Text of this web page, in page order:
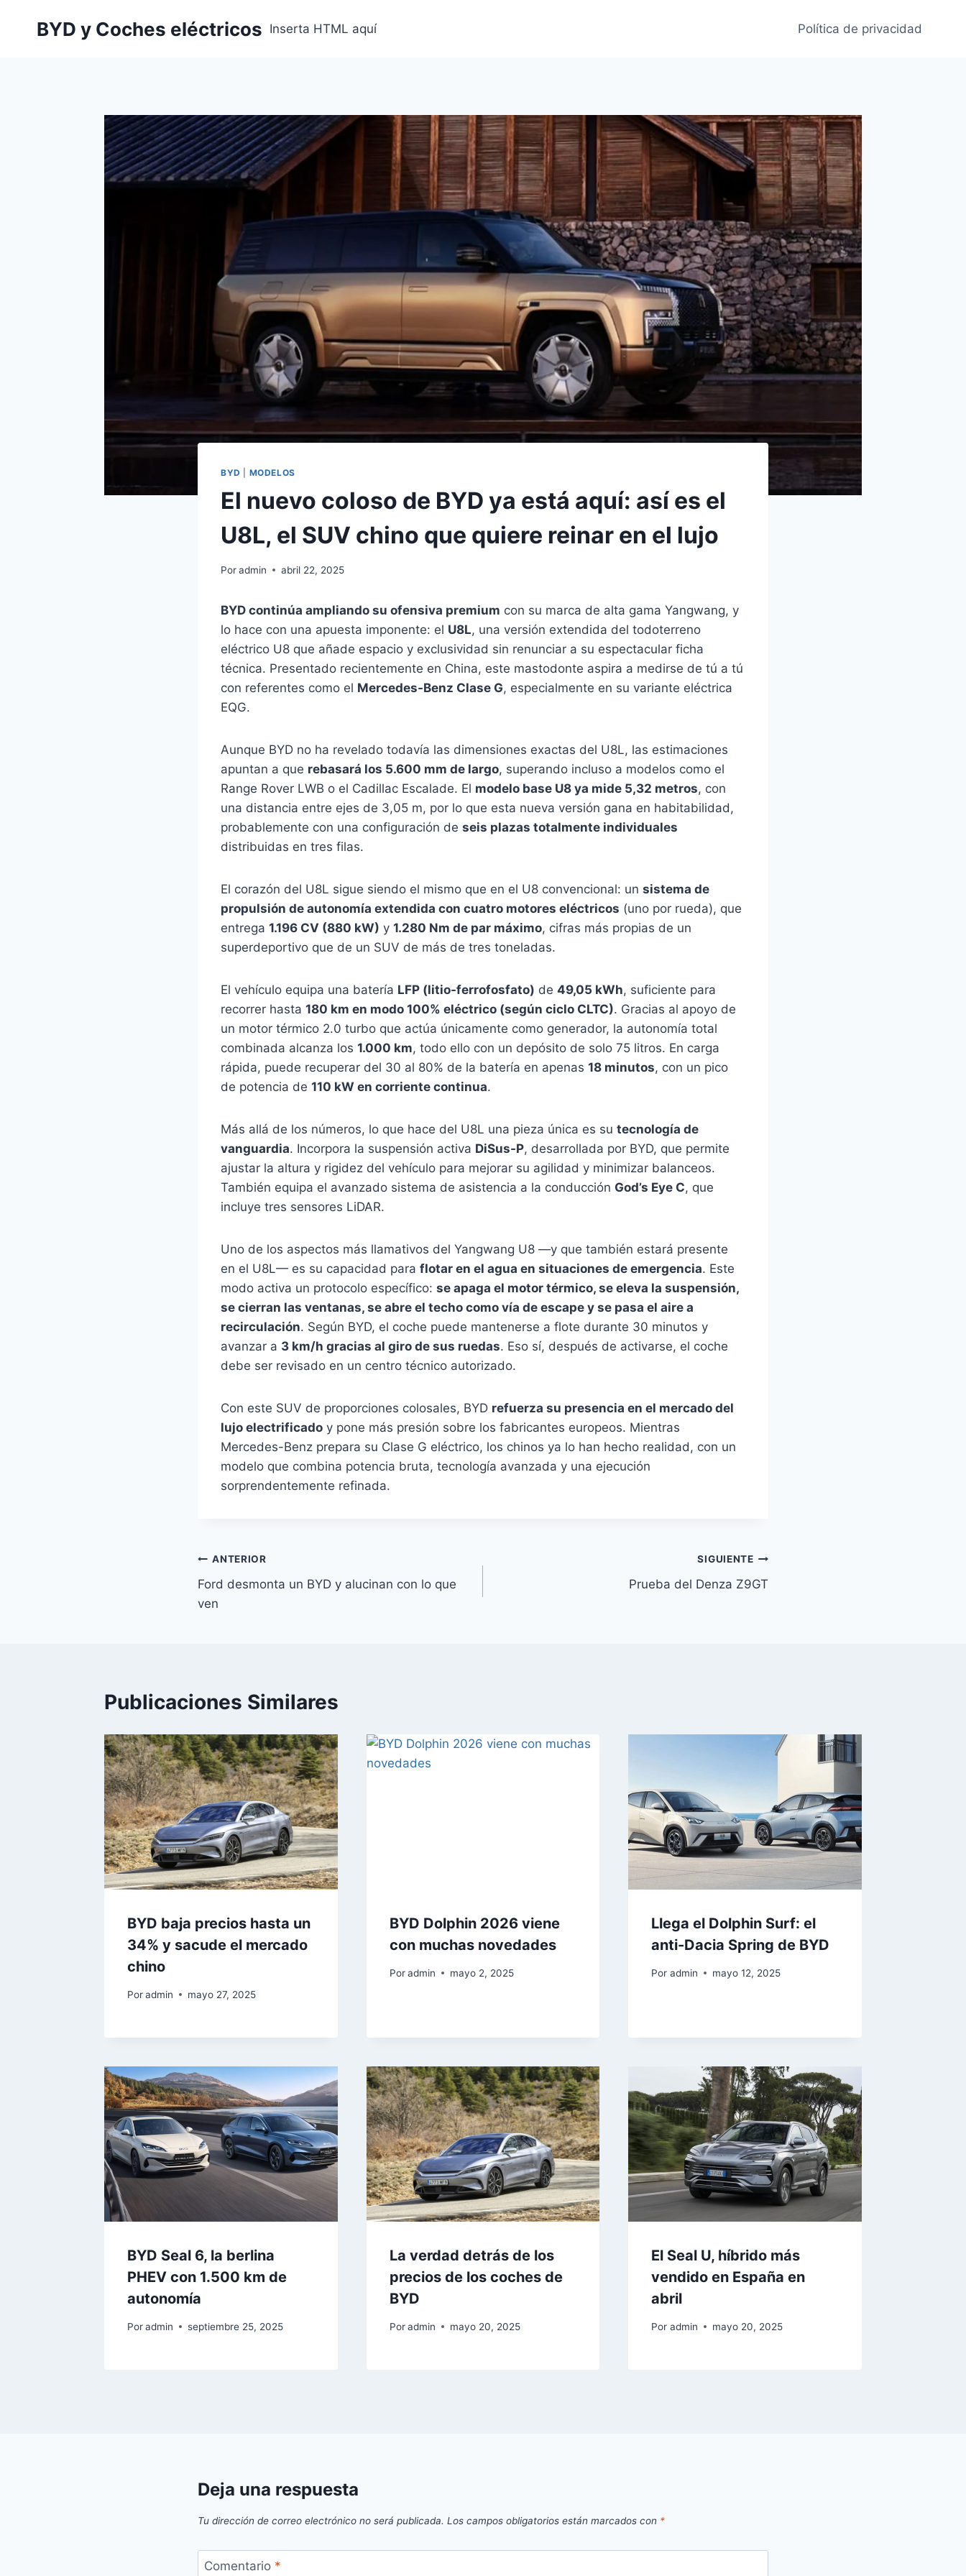
BYD y Coches eléctricos Inserta HTML aquí Política de privacidad
BYD MODELOS
El nuevo coloso de BYD ya está aquí: así es el
U8L, el SUV chino que quiere reinar en el lujo
Poradmin abril 22, 2025
BYD continúa ampliando su ofensiva premium con su marca de alta gama Yangwang, y
lo hace con una apuesta imponente: el U8L, una versión extendida del todoterreno
eléctrico U8 que añade espacio y exclusividad sin renunciar a su espectacular ficha
técnica. Presentado recientemente en China, este mastodonte aspira a medirse de tú a tú
con referentes como el Mercedes-Benz Clase G, especialmente en su variante eléctrica
EQG.
Aunque BYD no ha revelado todavía las dimensiones exactas del U8L, las estimaciones
apuntan a que rebasará los 5.600 mm de largo, superando incluso a modelos como el
Range Rover LWB o el Cadillac Escalade. El modelo base U8 ya mide 5,32 metros, con
una distancia entre ejes de 3,05 m, por lo que esta nueva versión gana en habitabilidad,
probablemente con una configuración de seis plazas totalmente individuales
distribuidas en tres filas.
El corazón del U8L sigue siendo el mismo que en el U8 convencional: un sistema de
propulsión de autonomía extendida con cuatro motores eléctricos (uno por rueda), que
entrega 1.196 CV (880 kW) y 1.280 Nm de par máximo, cifras más propias de un
superdeportivo que de un SUV de más de tres toneladas.
El vehículo equipa una batería LFP (litio-ferrofosfato) de 49,05 kWh, suficiente para
recorrer hasta 180 km en modo 100% eléctrico (según ciclo CLTC). Gracias al apoyo de
un motor térmico 2.0 turbo que actúa únicamente como generador, la autonomía total
combinada alcanza los 1.000 km, todo ello con un depósito de solo 75 litros. En carga
rápida, puede recuperar del 30 al 80% de la batería en apenas 18 minutos, con un pico
de potencia de 110 kW en corriente continua.
Más allá de los números, lo que hace del U8L una pieza única es su tecnología de
vanguardia. Incorpora la suspensión activa DiSus-P, desarrollada por BYD, que permite
ajustar la altura y rigidez del vehículo para mejorar su agilidad y minimizar balanceos.
También equipa el avanzado sistema de asistencia a la conducción God’s Eye C, que
incluye tres sensores LiDAR.
Uno de los aspectos más llamativos del Yangwang U8 —y que también estará presente
en el U8L— es su capacidad para flotar en el agua en situaciones de emergencia. Este
modo activa un protocolo específico: se apaga el motor térmico, se eleva la suspensión,
se cierran las ventanas, se abre el techo como vía de escape y se pasa el aire a
recirculación. Según BYD, el coche puede mantenerse a flote durante 30 minutos y
avanzar a 3 km/h gracias al giro de sus ruedas. Eso sí, después de activarse, el coche
debe ser revisado en un centro técnico autorizado.
Con este SUV de proporciones colosales, BYD refuerza su presencia en el mercado del
lujo electrificado y pone más presión sobre los fabricantes europeos. Mientras
Mercedes-Benz prepara su Clase G eléctrico, los chinos ya lo han hecho realidad, con un
modelo que combina potencia bruta, tecnología avanzada y una ejecución
sorprendentemente refinada.
Navegación
de
ANTERIOR
Ford desmonta un BYD y alucinan con lo que
ven
SIGUIENTE
Prueba del Denza Z9GT
Publicaciones Similares
BYD baja precios hasta un
34% y sacude el mercado
chino
Poradmin mayo 27, 2025
BYD Dolphin 2026 viene
con muchas novedades
Por admin mayo 2, 2025
Llega el Dolphin Surf: el
anti-Dacia Spring de BYD
Por admin mayo 12, 2025
BYD Seal 6, la berlina
PHEV con 1.500 km de
autonomía
Poradmin septiembre 25, 2025
La verdad detrás de los
precios de los coches de
BYD
Por admin mayo 20, 2025
El Seal U, híbrido más
vendido en España en
abril
Por admin mayo 20, 2025
Deja una respuesta
Tu dirección de correo electrónico no será publicada. Los campos obligatorios están marcados con *
Comentario *